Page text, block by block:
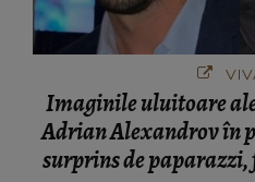
Imaginile uluitoare
Adrian Alexandrov în
surprins de